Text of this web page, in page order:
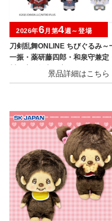
刀剣乱舞ONLINE ちびぐるみ～
一振・薬研藤四郎・和泉守兼定
川国広・鶴丸国永～
2026年6月第4週～登場